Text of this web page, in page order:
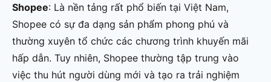
Shopee: Là nền tảng rất phổ biến tại Việt Nam,
Shopee có sự đa dạng sản phẩm phong phú và
thường xuyên tổ chức các chương trình khuyến mãi
hấp dẫn. Tuy nhiên, Shopee thường tập trung vào
việc thu hút người dùng mới và tạo ra trải nghiệm